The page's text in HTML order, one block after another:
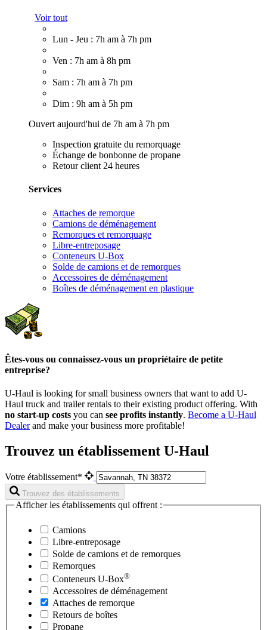
Voir tout
Lun - Jeu : 7h am à 7h pm
Ven : 7h am à 8h pm
Sam : 7h am à 7h pm
Dim : 9h am à 5h pm
Ouvert aujourd'hui de 7h am à 7h pm
Inspection gratuite du remorquage
Échange de bonbonne de propane
Retour client 24 heures
Services
Attaches de remorque
Camions de déménagement
Remorques et remorquage
Libre-entreposage
Conteneurs U-Box
Solde de camions et de remorques
Accessoires de déménagement
Boîtes de déménagement en plastique
Êtes-vous ou connaissez-vous un propriétaire de petite
entreprise?
U-Haul is looking for small business owners that want to add U-
Haul truck and trailer rentals to their existing product offering. With
no start-up costs you can see profits instantly. Become a U-Haul
Dealerand make your business more profitable!
Trouvez un établissement U-Haul
Votre établissement*
Trouvez des établissements
Afficher les établissements qui offrent :
Camions
Libre-entreposage
Solde de camions et de remorques
Remorques
Conteneurs U-Box®
Accessoires de déménagement
Attaches de remorque
Retours de boîtes
Propane